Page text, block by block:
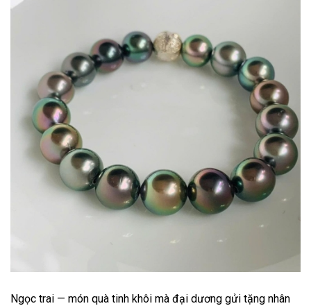
Ngọc trai — món quà tinh khôi mà đại dương gửi tặng nhân